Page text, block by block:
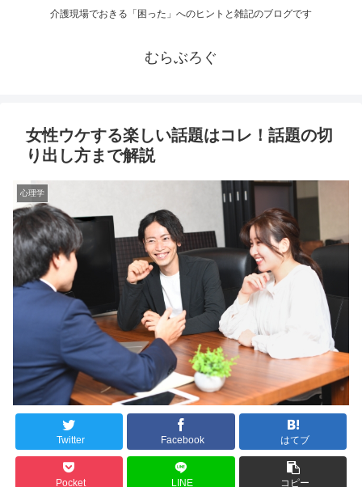
介護現場でおきる「困った」へのヒントと雑記のブログです
むらぶろぐ
女性ウケする楽しい話題はコレ！話題の切
り出し方まで解説
心理学
Twitter Facebook はてブ
Pocket LINE コピー